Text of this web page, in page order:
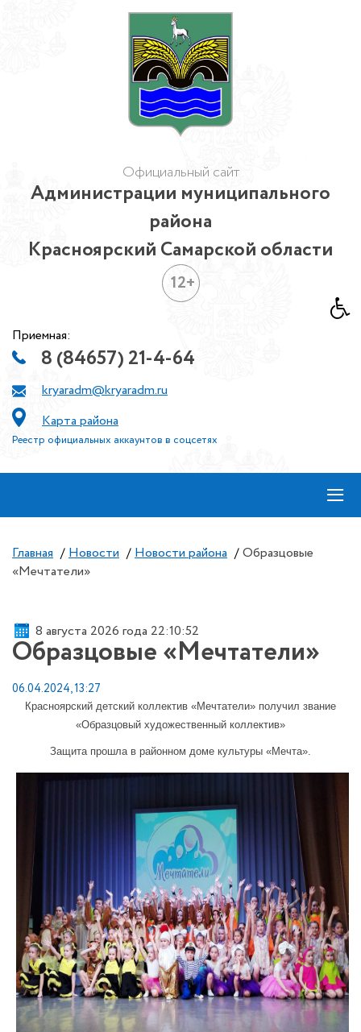
Официальный сайт
Администрации муниципального
района
Красноярский Самарской области
12+
Приемная:
8 (84657) 21-4-64
kryaradm@kryaradm.ru
Карта района
Реестр официальных аккаунтов в соцсетях
≡
Главная / Новости / Новости района / Образцовые
«Мечтатели»
8 августа 2026 года 22:10:52
Образцовые «Мечтатели»
06.04.2024, 13:27
Красноярский детский коллектив «Мечтатели» получил звание
«Образцовый художественный коллектив»
Защита прошла в районном доме культуры «Мечта».